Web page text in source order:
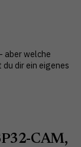
aber welche
dir ein eigenes
CAM,